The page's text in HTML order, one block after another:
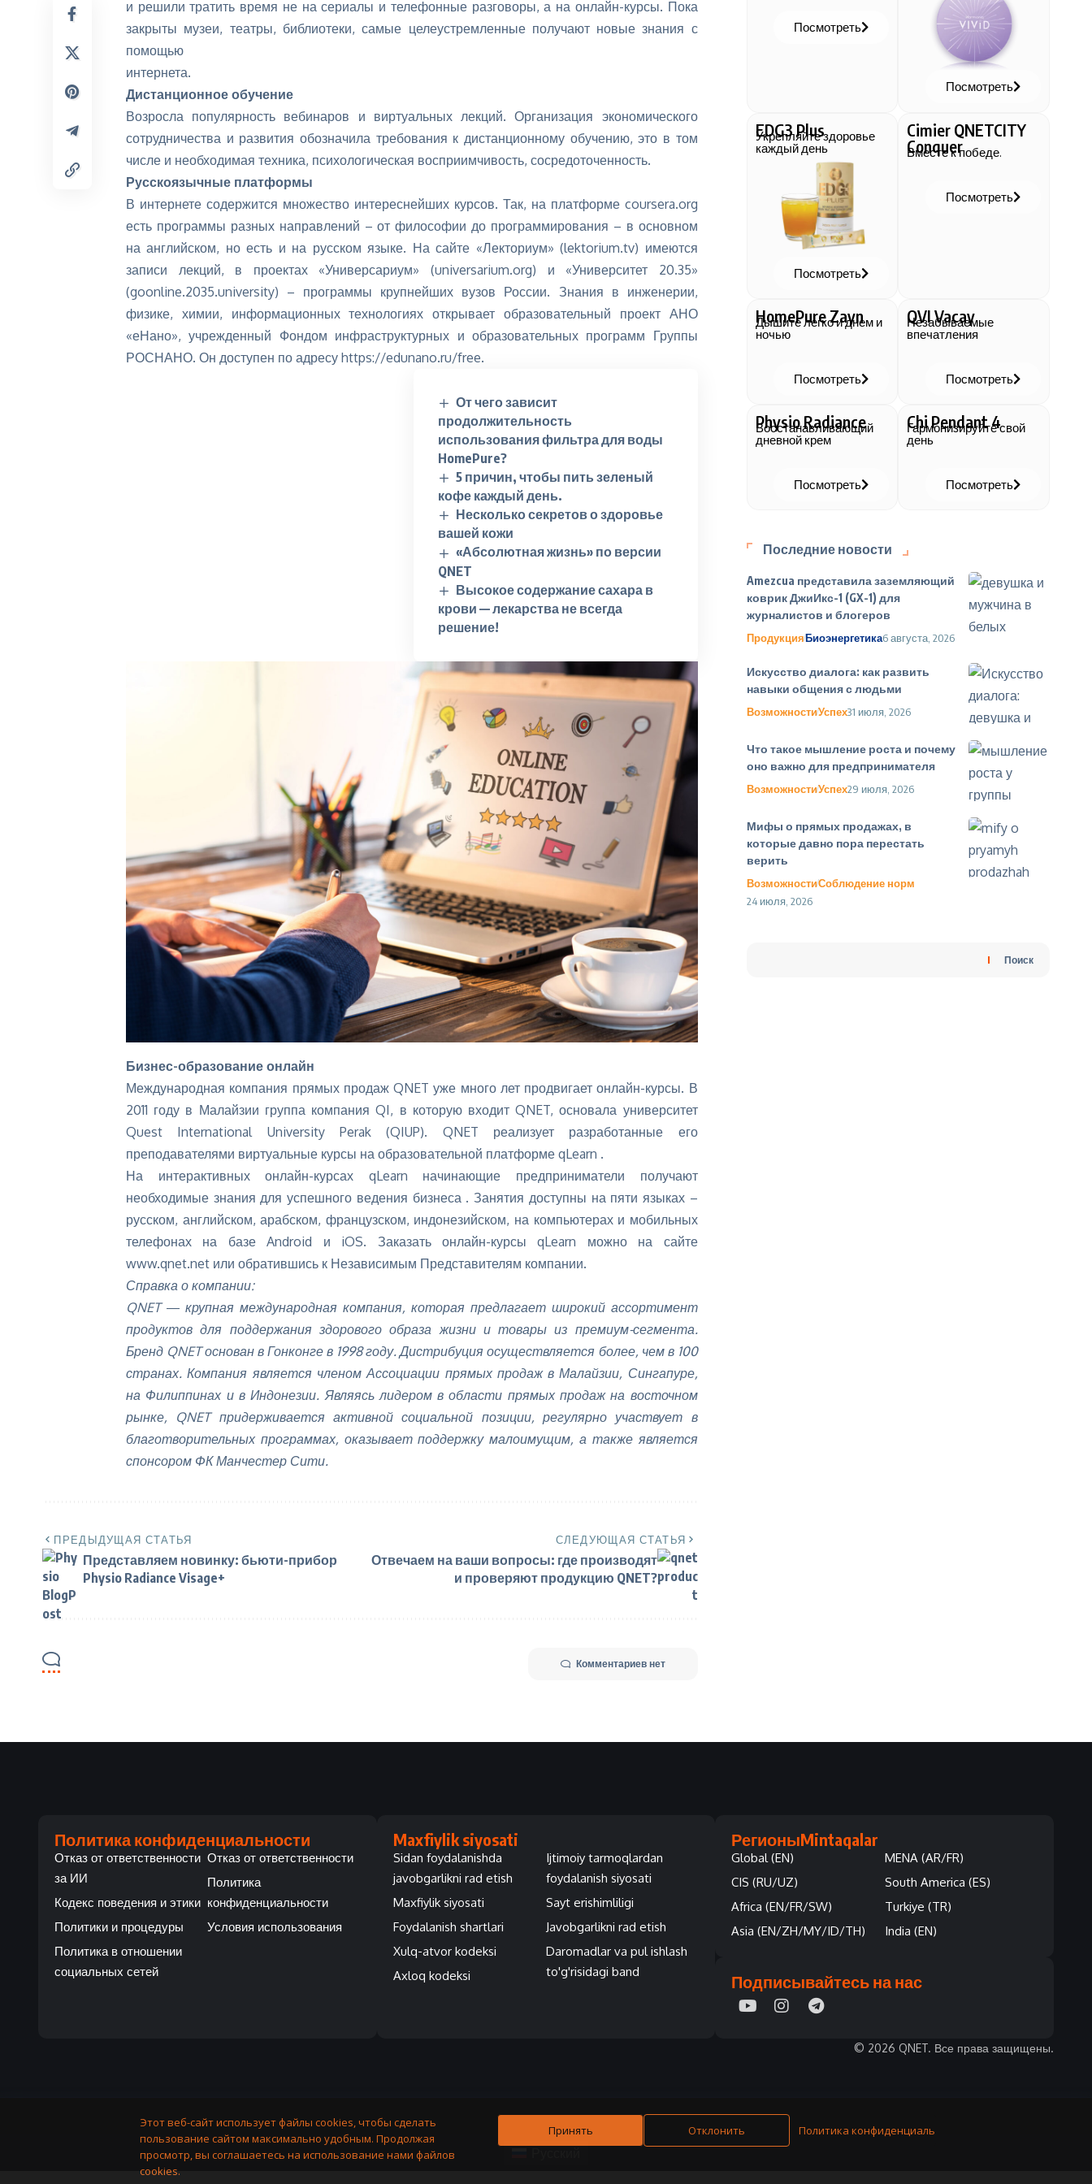
и решили тратить время не на сериалы и телефонные разговоры, а на онлайн-курсы. Пока
закрыты музеи, театры, библиотеки, самые целеустремленные получают новые знания с
помощью
интернета.
Дистанционное обучение
Возросла популярность вебинаров и виртуальных лекций.Организация экономического
сотрудничества и развития обозначила требования к дистанционному обучению, это в том
числе и необходимая техника, психологическая восприимчивость, сосредоточенность.
Русскоязычные платформы
В интернете содержится множествоинтереснейших курсов. Так, на платформе coursera.org
есть программы разных направлений – от философии до программирования – в основном
на английском, но есть и на русском языке. На сайте «Лекториум» (lektorium.tv) имеются
записи лекций, в проектах «Универсариум» (universarium.org) и «Университет 20.35»
(goonline.2035.university) – программы крупнейших вузов России. Знания в инженерии,
физике, химии, информационных технологиях открывает образовательный проект АНО
«еНано», учрежденный Фондом инфраструктурных и образовательных программ Группы
РОСНАНО. Он доступен по адресу https://edunano.ru/free.
От чего зависит
продолжительность
использования фильтра для воды
HomePure?
5 причин, чтобы пить зеленый
кофе каждый день.
Несколько секретов о здоровье
вашей кожи
«Абсолютная жизнь» по версии
QNET
Высокое содержание сахара в
крови — лекарства не всегда
решение!
Бизнес-образование онлайн
Международная компания прямых продаж QNET уже много лет продвигает онлайн-курсы. В
2011 году в Малайзии группа компания QI, в которую входит QNET, основала университет
Quest International University Perak (QIUP). QNET реализует разработанные его
преподавателями виртуальные курсы на образовательной платформе qLearn .
На интерактивных онлайн-курсах qLearn начинающие предприниматели получают
необходимые знания для успешного ведения бизнеса. Занятия доступны на пяти языках –
русском, английском, арабском, французском, индонезийском, на компьютерах и мобильных
телефонах на базе Android и iOS. Заказать онлайн-курсы qLearn можно на сайте
www.qnet.net или обратившись к Независимым Представителям компании.
Справка о компании:
QNET ― крупная международная компания, которая предлагает широкий ассортимент
продуктов для поддержания здорового образа жизни и товары из премиум-сегмента.
Бренд QNET основан в Гонконге в 1998 году. Дистрибуция осуществляется более, чем в 100
странах. Компания является членом Ассоциации прямых продаж в Малайзии, Сингапуре,
на Филиппинах и в Индонезии. Являясь лидером в области прямых продаж на восточном
рынке, QNET придерживается активной социальной позиции, регулярно участвует в
благотворительных программах, оказывает поддержку малоимущим, а также является
спонсором ФК Манчестер Сити.
ПРЕДЫДУЩАЯ СТАТЬЯ
Представляем новинку: бьюти-прибор
Physio Radiance Visage+
СЛЕДУЮЩАЯ СТАТЬЯ
Отвечаем на ваши вопросы: где производят
и проверяют продукцию QNET?
Комментариев нет
Посмотреть
Посмотреть
EDG3 Plus
Укрепляйте здоровье
каждый день
Посмотреть
Cimier QNETCITY
Conquer
Вместе к победе.
Посмотреть
HomePure Zayn
Дышите легко и днем и
ночью
Посмотреть
QVI Vacay
Незабываемые
впечатления
Посмотреть
Physio Radiance
Восстанавливающий
дневной крем
Посмотреть
Chi Pendant 4
Гармонизируйте свой
день
Посмотреть
Последние новости
Amezcua представила заземляющий
коврик ДжиИкс-1 (GX-1) для
журналистов и блогеров
ПродукцияБиоэнергетика6 августа, 2026
Искусство диалога: как развить
навыки общения с людьми
ВозможностиУспех31 июля, 2026
Что такое мышление роста и почему
оно важно для предпринимателя
ВозможностиУспех29 июля, 2026
Мифы о прямых продажах, в
которые давно пора перестать
верить
ВозможностиСоблюдение норм
24 июля, 2026
Поиск
Политика конфиденциальности
Отказ от ответственности
за ИИ
Кодекс поведения и этики
Политики и процедуры
Политика в отношении
социальных сетей
Отказ от ответственности
Политика
конфиденциальности
Условия использования
Maxfiylik siyosati
Sidan foydalanishda
javobgarlikni rad etish
Maxfiylik siyosati
Foydalanish shartlari
Xulq-atvor kodeksi
Axloq kodeksi
Ijtimoiy tarmoqlardan
foydalanish siyosati
Sayt erishimliligi
Javobgarlikni rad etish
Daromadlar va pul ishlash
to'g'risidagi band
РегионыMintaqalar
Global (EN)
CIS (RU/UZ)
Africa (EN/FR/SW)
Asia (EN/ZH/MY/ID/TH)
MENA (AR/FR)
South America (ES)
Turkiye (TR)
India (EN)
Подписывайтесь на нас
© 2026 QNET. Все права защищены.
Этот веб-сайт использует файлы cookies, чтобы сделать
пользование сайтом максимально удобным. Продолжая
просмотр, вы соглашаетесь на использование нами файлов
cookies.
Принять Отклонить Политика конфиденциальности